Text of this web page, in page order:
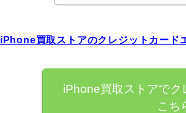
iPhone買取ストアのクレジットカード
iPhone買取ストアでク
こち